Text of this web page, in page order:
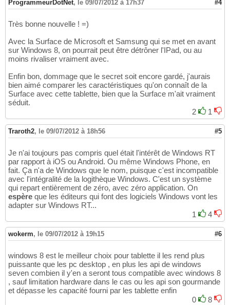
ProgrammeurDotNet, le 09/07/2012 à 17h37 #4
Très bonne nouvelle ! =)
Avec la Surface de Microsoft et Samsung qui se met en avant
sur Windows 8, on pourrait peut être détrôner l'IPad, ou au
moins rivaliser vraiment avec.
Enfin bon, dommage que le secret soit encore gardé, j'aurais
bien aimé comparer les caractéristiques qu'on connaît de la
Surface avec cette tablette, bien que la Surface m'ait vraiment
séduit.
2
1
Traroth2, le 09/07/2012 à 18h56 #5
Je n'ai toujours pas compris quel était l'intérêt de Windows RT
par rapport à iOS ou Android. Ou même Windows Phone, en
fait. Ça n'a de Windows que le nom, puisque c'est incompatible
avec l'intégralité de la logithèque Windows. C'est un système
qui repart entièrement de zéro, avec zéro application. On
espère que les éditeurs qui font des logiciels Windows vont les
adapter sur Windows RT...
1
4
wokerm, le 09/07/2012 à 19h15 #6
windows 8 est le meilleur choix pour tablette il les rend plus
puissante que les pc desktop , en plus les api de windows
seven combien il y'en a seront tous compatible avec windows 8
, sauf limitation hardware dans le cas ou les api son gourmande
et dépasse les capacité fourni par les tablette enfin
0
8